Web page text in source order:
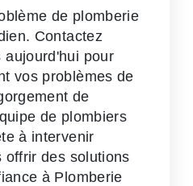
de plomberie
Contactez
aujourd'hui pour
vos problèmes de
de
de plombiers
à intervenir
offrir des solutions
à Plomberie